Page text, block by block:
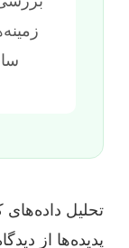
تحلیل داده‌های
پدیده‌ها از